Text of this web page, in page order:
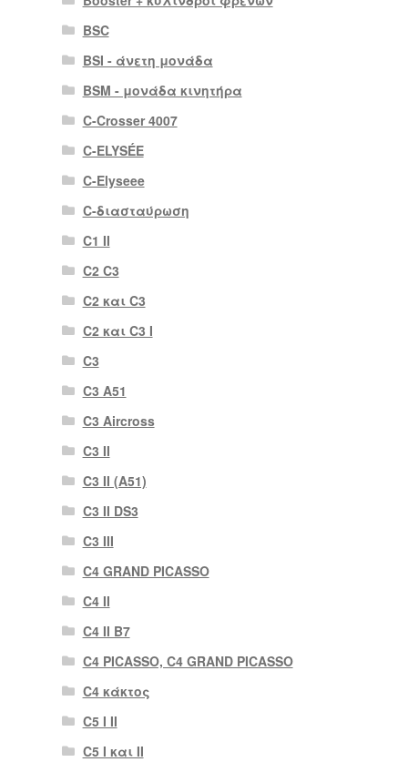
BSC
BSI - άνετη μονάδα
BSM - μονάδα κινητήρα
C-Crosser 4007
C-ELYSÉE
C-Elyseee
C-διασταύρωση
C1 II
C2 C3
C2 και C3
C2 και C3 I
C3
C3 A51
C3 Aircross
C3 II
C3 II (A51)
C3 II DS3
C3 III
C4 GRAND PICASSO
C4 II
C4 II B7
C4 PICASSO, C4 GRAND PICASSO
C4 κάκτος
C5 I II
C5 I και II